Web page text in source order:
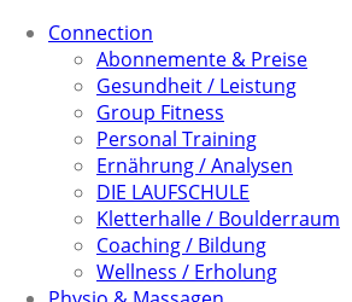
Connection
Abonnemente & Preise
Gesundheit / Leistung
Group Fitness
Personal Training
Ernährung / Analysen
DIE LAUFSCHULE
Kletterhalle / Boulderraum
Coaching / Bildung
Wellness / Erholung